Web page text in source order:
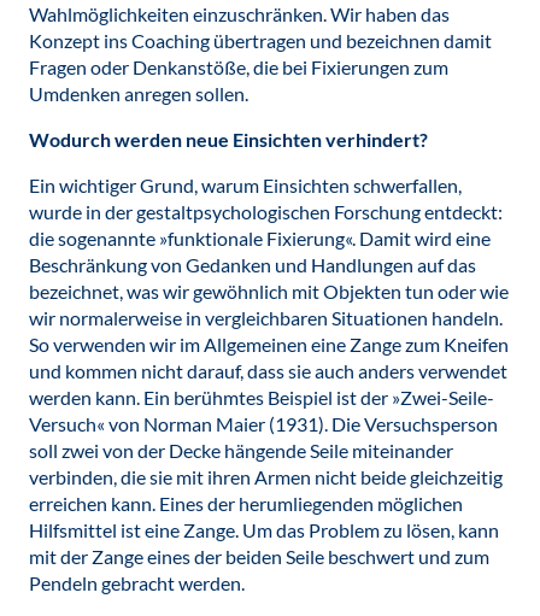
Wahlmöglichkeiten einzuschränken. Wir haben das
Konzept ins Coaching übertragen und bezeichnen damit
Fragen oder Denkanstöße, die bei Fixierungen zum
Umdenken anregen sollen.
Wodurch werden neue Einsichten verhindert?
Ein wichtiger Grund, warum Einsichten schwerfallen,
wurde in der gestaltpsychologischen Forschung entdeckt:
die sogenannte »funktionale Fixierung«. Damit wird eine
Beschränkung von Gedanken und Handlungen auf das
bezeichnet, was wir gewöhnlich mit Objekten tun oder wie
wir normalerweise in vergleichbaren Situationen handeln.
So verwenden wir im Allgemeinen eine Zange zum Kneifen
und kommen nicht darauf, dass sie auch anders verwendet
werden kann. Ein berühmtes Beispiel ist der »Zwei-Seile-
Versuch« von Norman Maier (1931). Die Versuchsperson
soll zwei von der Decke hängende Seile miteinander
verbinden, die sie mit ihren Armen nicht beide gleichzeitig
erreichen kann. Eines der herumliegenden möglichen
Hilfsmittel ist eine Zange. Um das Problem zu lösen, kann
mit der Zange eines der beiden Seile beschwert und zum
Pendeln gebracht werden.